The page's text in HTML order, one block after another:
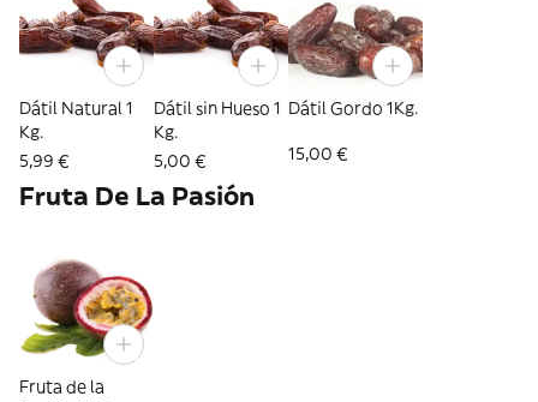
Dátil Natural 1
Kg.
5,99 €
Dátil sin Hueso 1
Kg.
5,00 €
Dátil Gordo 1Kg.
15,00 €
Fruta De La Pasión
Fruta de la